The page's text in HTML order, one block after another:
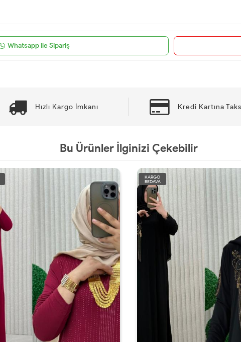
Whatsapp ile Sipariş
Hızlı Kargo İmkanı Kredi Kartına
Bu Ürünler İlginizi Çekebilir
KARGO
BEDAVA